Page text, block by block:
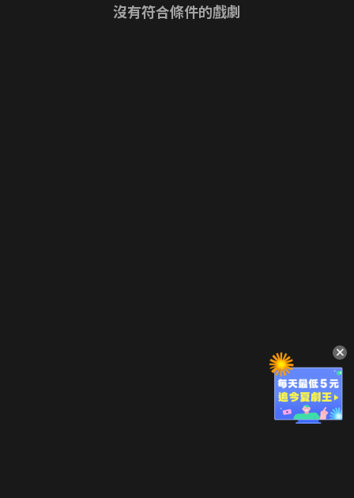
沒有符合條件的戲劇